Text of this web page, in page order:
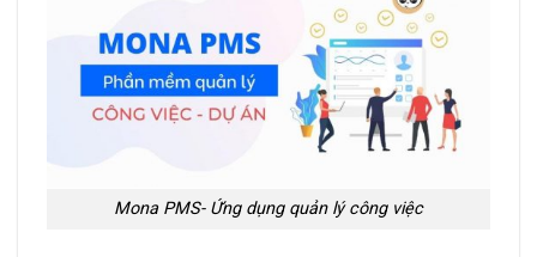
Mona PMS- Ứng dụng quản lý công việc